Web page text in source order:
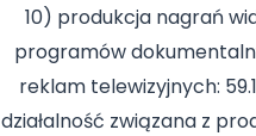
10) produkcja nagrań
programów
reklam telewizyjnych:
działalność związana z